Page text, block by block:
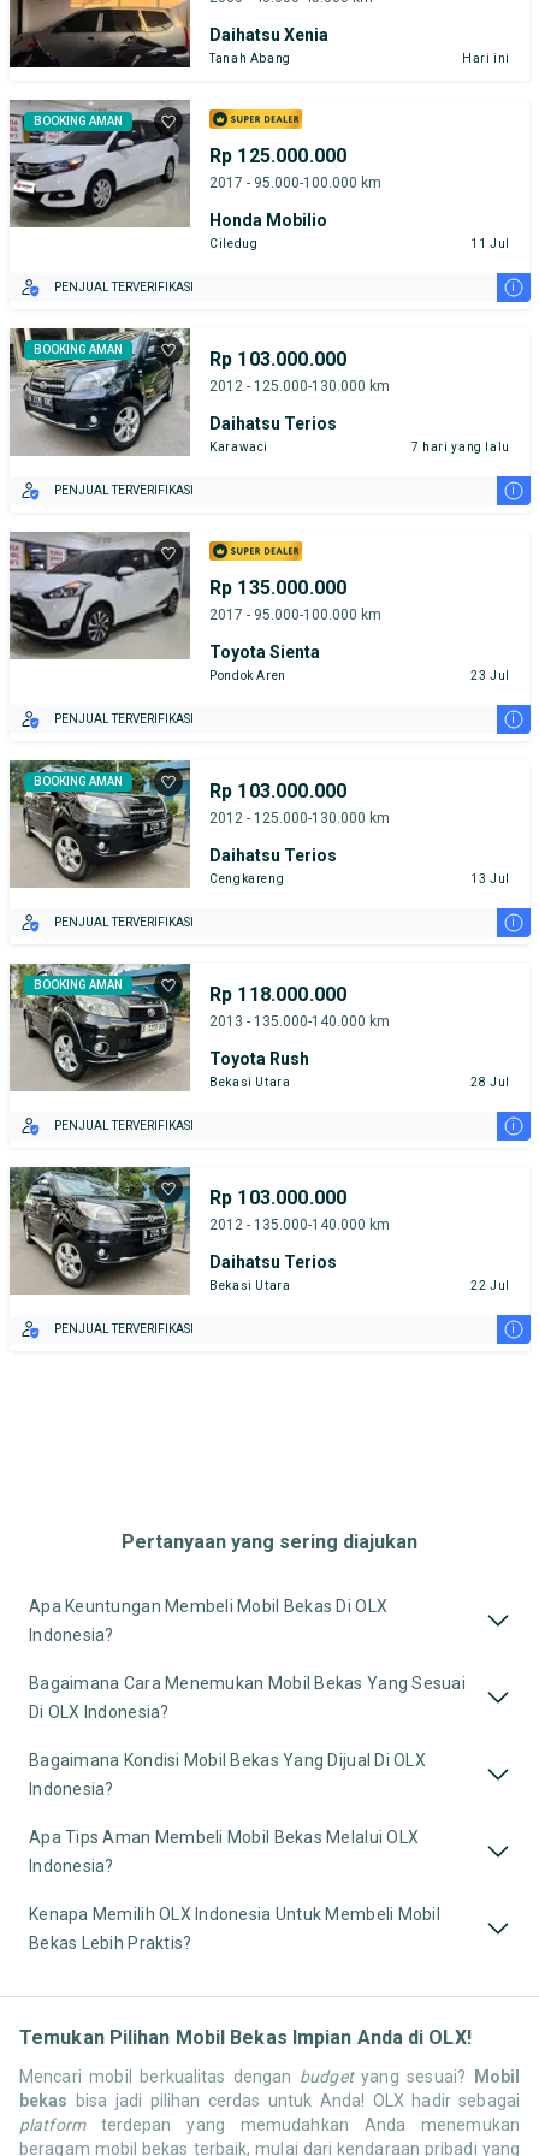
Daihatsu Xenia
Tanah Abang Hari ini
BOOKING AMAN
Rp 125.000.000
2017 - 95.000-100.000 km
Honda Mobilio
Ciledug 11 Jul
PENJUAL TERVERIFIKASI i
BOOKING AMAN Rp 103.000.000
2012 - 125.000-130.000 km
Daihatsu Terios
Karawaci 7 hari yang lalu
PENJUAL TERVERIFIKASI i
Rp 135.000.000
2017 - 95.000-100.000 km
Toyota Sienta
Pondok Aren 23 Jul
PENJUAL TERVERIFIKASI i
BOOKING AMAN Rp 103.000.000
2012 - 125.000-130.000 km
Daihatsu Terios
Cengkareng 13 Jul
PENJUAL TERVERIFIKASI i
BOOKING AMAN Rp 118.000.000
2013 - 135.000-140.000 km
Toyota Rush
Bekasi Utara 28 Jul
PENJUAL TERVERIFIKASI i
Rp 103.000.000
2012 - 135.000-140.000 km
Daihatsu Terios
Bekasi Utara 22 Jul
PENJUAL TERVERIFIKASI i
Pertanyaan yang sering diajukan
Apa Keuntungan Membeli Mobil Bekas Di OLX
Indonesia?
Bagaimana Cara Menemukan Mobil Bekas Yang Sesuai
Di OLX Indonesia?
Bagaimana Kondisi Mobil Bekas Yang Dijual Di OLX
Indonesia?
Apa Tips Aman Membeli Mobil Bekas Melalui OLX
Indonesia?
Kenapa Memilih OLX Indonesia Untuk Membeli Mobil
Bekas Lebih Praktis?
Temukan Pilihan Mobil Bekas Impian Anda di OLX!
Mencari mobil berkualitas dengan budgetyang sesuai? Mobil
bekas bisa jadi pilihan cerdas untuk Anda! OLX hadir sebagai
platformterdepan yang memudahkan Anda menemukan
beragam mobil bekas terbaik, mulai dari kendaraan pribadi yang